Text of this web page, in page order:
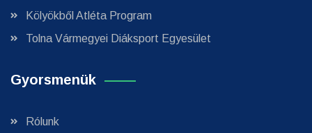
Kölyökből Atléta Program
Tolna Vármegyei Diáksport Egyesület
Gyorsmenük
Rólunk